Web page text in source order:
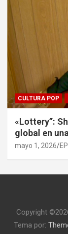
CULTURA POP
«Lottery”:
global en
mayo 1, 2026
Copyright
Tema por: